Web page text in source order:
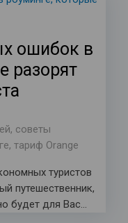
ошибок в
разорят
, советы
, тариф Orange
туристов
путешественник,
будет для Вас…